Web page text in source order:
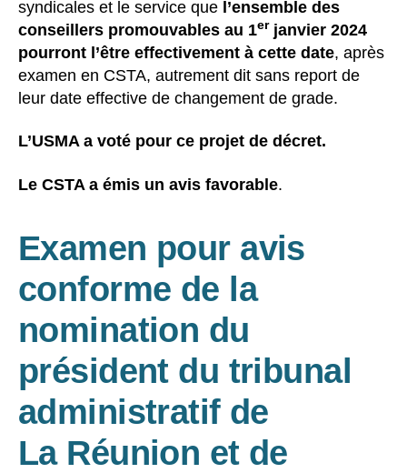
syndicales et le service que l’ensemble des
conseillers promouvables au 1erjanvier 2024
pourront l’être effectivement à cette date, après
examen en CSTA, autrement dit sans report de
leur date effective de changement de grade.
L’USMA a voté pour ce projet de décret.
Le CSTA a émis un avis favorable.
Examen pour avis
conforme de la
nomination du
président du tribunal
administratif de
La Réunion et de